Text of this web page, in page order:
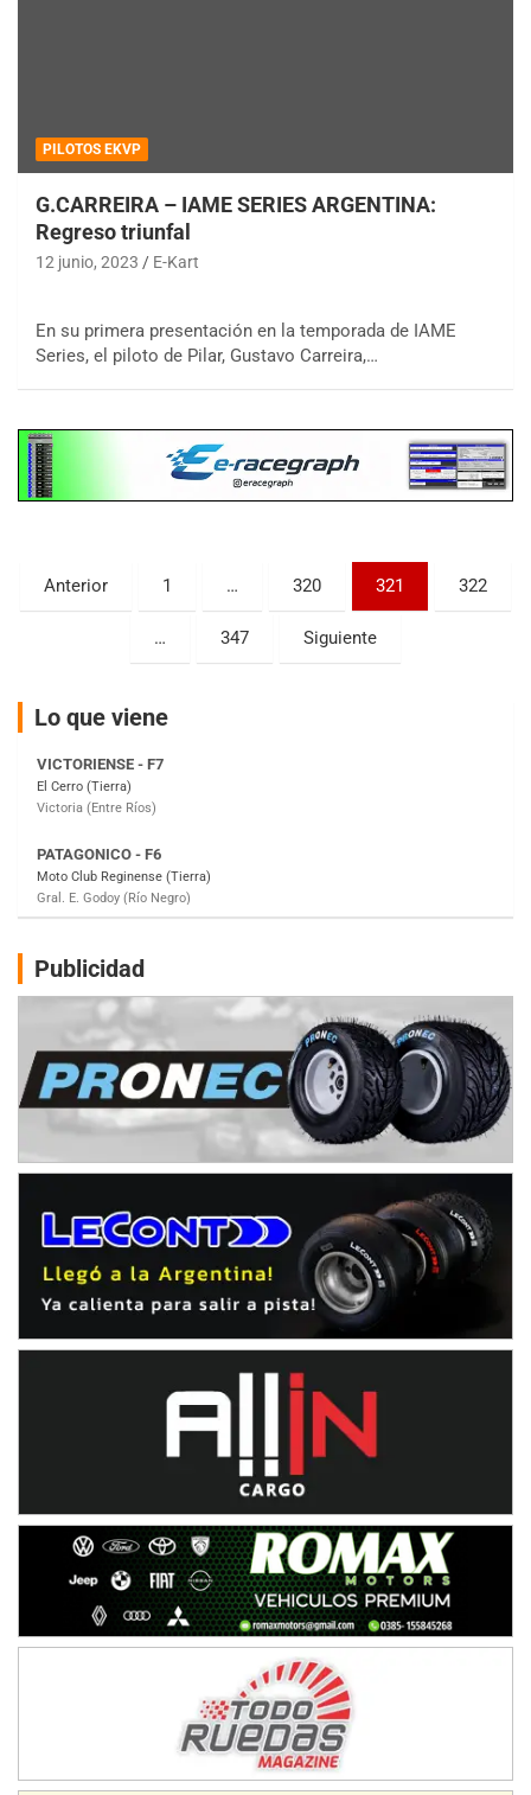
PILOTOS EKVP
G.CARREIRA – IAME SERIES ARGENTINA:
Regreso triunfal
12 junio, 2023 E-Kart
En su primera presentación en la temporada de IAME
Series, el piloto de Pilar, Gustavo Carreira,…
Paginación
de
entradas
Anterior 1 … 320 321 322
… 347 Siguiente
Lo que viene
COBERTURA ESPECIAL DE E-KART.COM.AR
08/09-AGO
Ramiro Tot (Asfalto)
Baradero (Buenos Aires)
KDO - F6
ENTRERRIANO - F6 (POSTERGADA)
Parque de la Velocidad (Asfalto)
Victoria (Entre Ríos)
PATAGONICO - F6
Moto Club Reginense (Tierra)
Gral. E. Godoy (Río Negro)
CSK - F7
Juventud Unida (Tierra)
Humboldt (Santa Fe)
Ciudad de Avellaneda (Asfalto)
Avellaneda (Santa Fe)
SUR SANTAFESINO - F4
José Samuel Sánchez (Tierra)
Rufino (Santa Fe)
TUCUMANO - F5
El Timbó (Tucumán)
COBERTURA ESPECIAL DE E-KART.COM.AR
08/09-AGO
IAME SERIES ARGENTINA 6
Ramiro Tot (Asfalto)
Ciudad de Trenque Lauquen (Asfalto)
Trenque Lauquen (Buenos Aires)
ENTRERRIANO - F6 (POSTERGADA)
VICTORIENSE - F7
El Cerro (Tierra)
Victoria (Entre Ríos)
PATAGONICO - F6
Humboldt (Santa Fe)
Publicidad